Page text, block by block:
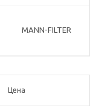
MANN-FILTER
Цена